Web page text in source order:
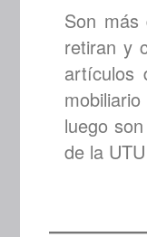
Son
retiran y
artículos
luego
de la